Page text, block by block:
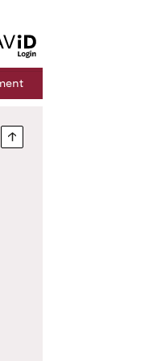
Nach oben springen